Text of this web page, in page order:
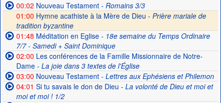
00:02 Nouveau Testament- Romains 3/3
01:00 Hymne acathiste à la Mère de Dieu - Prière mariale de
tradition byzantine
01:48 Méditation en Eglise- 18e semaine du Temps Ordinaire
7/7 - Samedi + Saint Dominique
02:00 Les conférences de la Famille Missionnaire de Notre-
Dame- La joie dans 3 textes de l'Église
03:00 Nouveau Testament- Lettres aux Ephésiens et Philemon
04:01 Si tu savais le don de Dieu - La volonté de Dieu et moi et
moi et moi ! 1/2